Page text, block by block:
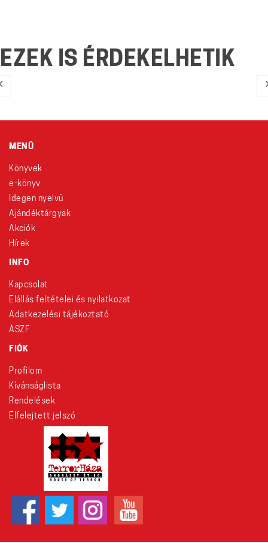
EZEK IS ÉRDEKELHETIK
MENÜ
Könyvek
e-könyv
Idegen nyelvű
Ajándéktárgyak
Akciók
Hírek
INFO
Kapcsolat
Elállás feltételei és nyilatkozat
Adatkezelési tájékoztató
ÁSZF
FIÓK
Profilom
Kívánságlista
Rendelések
Elfelejtett jelszó